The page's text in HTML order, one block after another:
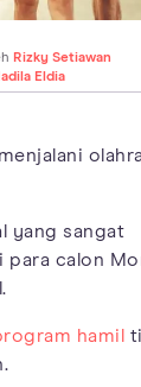
Rizky Setiawan
Eldia
yang sangat
calon
hamil